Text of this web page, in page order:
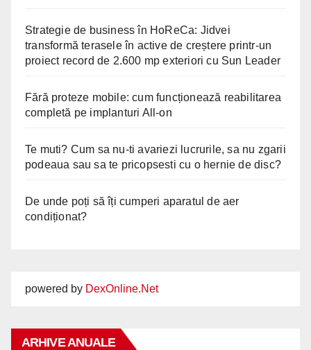
Strategie de business în HoReCa: Jidvei
transformă terasele în active de creștere printr-un
proiect record de 2.600 mp exteriori cu Sun Leader
Fără proteze mobile: cum funcționează reabilitarea
completă pe implanturi All-on
Te muti? Cum sa nu-ti avariezi lucrurile, sa nu zgarii
podeaua sau sa te pricopsesti cu o hernie de disc?
De unde poți să îți cumperi aparatul de aer
condiționat?
powered by DexOnline.Net
ARHIVE ANUALE